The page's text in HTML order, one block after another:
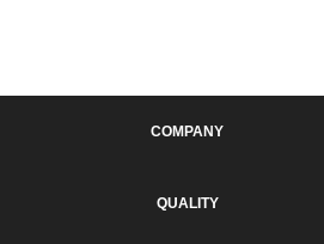
COMPANY
QUALITY